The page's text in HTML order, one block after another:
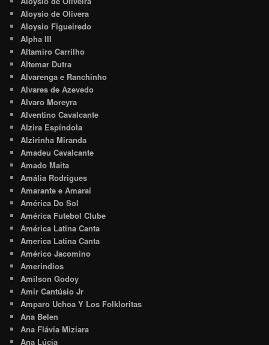
Aloysio de Olivera
Aloysio Figueiredo
Alpha III
Altamiro Carrilho
Altemar Dutra
Alvarenga e Ranchinho
Alvares de Azevedo
Alvaro Moreyra
Alventino Cavalcante
Alzira Espíndola
Alzirinha Miranda
Amadeu Cavalcante
Amado Maita
Amália Rodrigues
Amarante e Amaraí
América Do Sol
América Futebol Clube
América Latina Canta
America Latina Canta
Américo Jacomino
Amerindios
Amilson Godoy
Amir Cantúsio Jr
Amparo Uchoa Y Los Folkloritas
Ana Belen
Ana Flávia Miziara
Ana Lúcia